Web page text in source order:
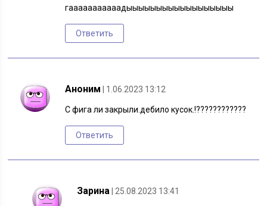
гааааааааааадыыыыыыыыыыыыыыыыыы
Ответить
Аноним | 1.06.2023 13:12
С фига ли закрыли.дебило кусок.!????????????
Ответить
Зарина | 25.08.2023 13:41